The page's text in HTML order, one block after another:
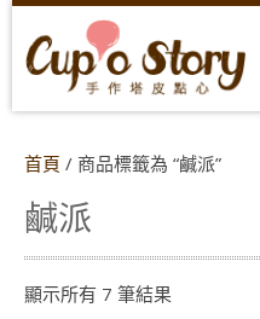
首頁 / 商品標籤為 “鹹派”
鹹派
顯示所有 7 筆結果